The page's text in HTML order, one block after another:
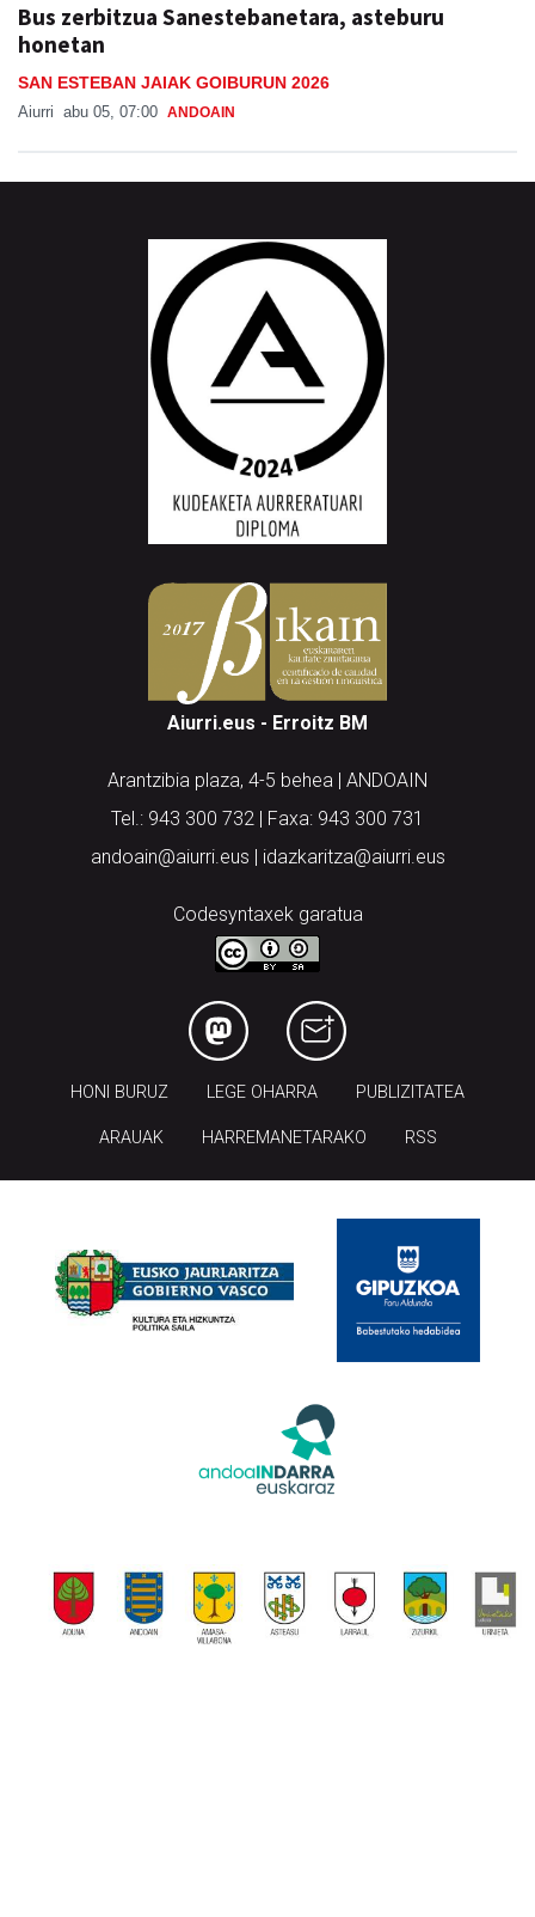
Bus zerbitzua Sanestebanetara, asteburu
honetan
SAN ESTEBAN JAIAK GOIBURUN 2026
Aiurri abu 05, 07:00 ANDOAIN
Aiurri.eus - Erroitz BM
Arantzibia plaza, 4-5 behea | ANDOAIN
Tel.: 943 300 732 | Faxa: 943 300 731
andoain@aiurri.eus | idazkaritza@aiurri.eus
Codesyntaxek garatua
HONI BURUZ LEGE OHARRA PUBLIZITATEA
ARAUAK HARREMANETARAKO RSS